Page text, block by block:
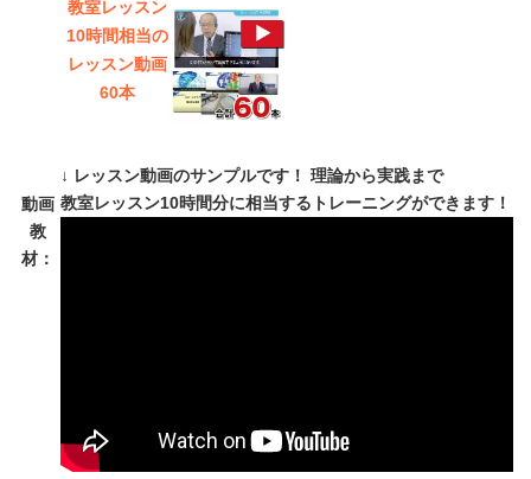
動画
教
材：
教室レッスン
10時間相当の
レッスン動画
60本
↓ レッスン動画のサンプルです！ 理論から実践まで
教室レッスン10時間分に相当するトレーニングができます！